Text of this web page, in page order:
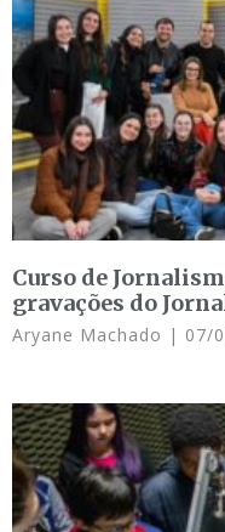
Curso de
gravações do
Aryane Machado 07/